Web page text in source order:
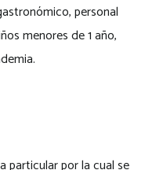
personal
menores de 1 año,
particular por la cual se